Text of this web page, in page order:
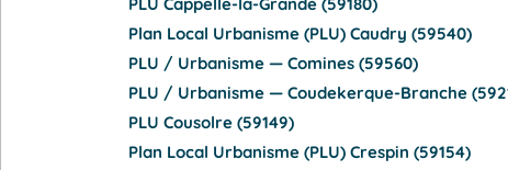
Plan Local Urbanisme (PLU) Caudry (59540)
PLU / Urbanisme — Comines (59560)
PLU / Urbanisme — Coudekerque-Branche
PLU Cousolre (59149)
Plan Local Urbanisme (PLU) Crespin (59154)